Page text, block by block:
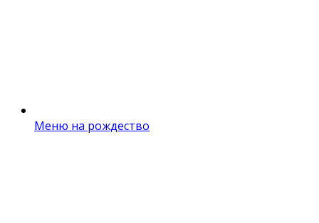
Меню на рождество